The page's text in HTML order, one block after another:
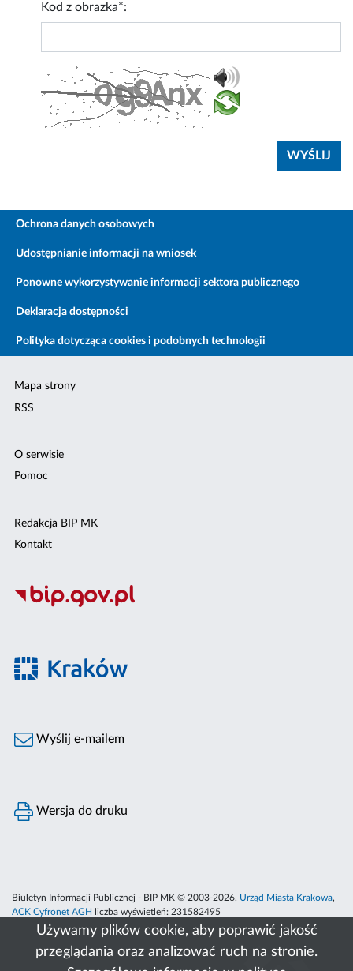
Używamy plików cookie, aby poprawić jakość
przeglądania oraz analizować ruch na stronie.
Kod z obrazka*:
Ochrona danych osobowych
Udostępnianie informacji na wniosek
Ponowne wykorzystywanie informacji sektora publicznego
Deklaracja dostępności
Polityka dotycząca cookies i podobnych technologii
Mapa strony
RSS
O serwisie
Pomoc
Redakcja BIP MK
Kontakt
Wyślij e-mailem
Wersja do druku
Biuletyn Informacji Publicznej - BIP MK © 2003-2026, Urząd Miasta Krakowa,
ACK Cyfronet AGH
liczba wyświetleń: 231582495